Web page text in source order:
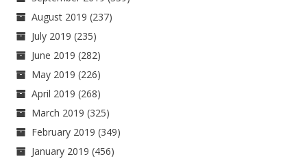
August 2019 (237)
July 2019 (235)
June 2019 (282)
May 2019 (226)
April 2019 (268)
March 2019 (325)
February 2019 (349)
January 2019 (456)